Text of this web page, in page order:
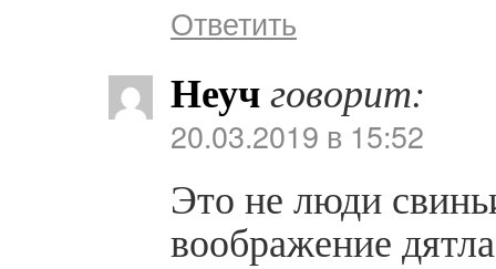
Ответить
Неучговорит:
20.03.2019 в 15:52
Это не люди
воображение